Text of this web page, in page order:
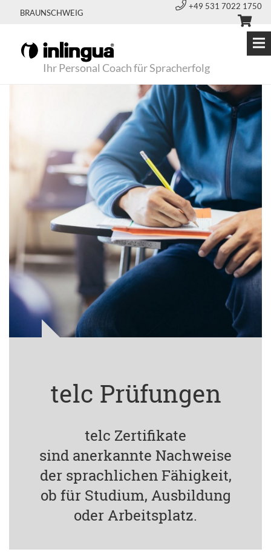
BRAUNSCHWEIG
+49 531 7022 1750
Ihr Personal Coach für Spracherfolg
telc Prüfungen
telc Zertifikate
sind anerkannte Nachweise
der sprachlichen Fähigkeit,
ob für Studium, Ausbildung
oder Arbeitsplatz.